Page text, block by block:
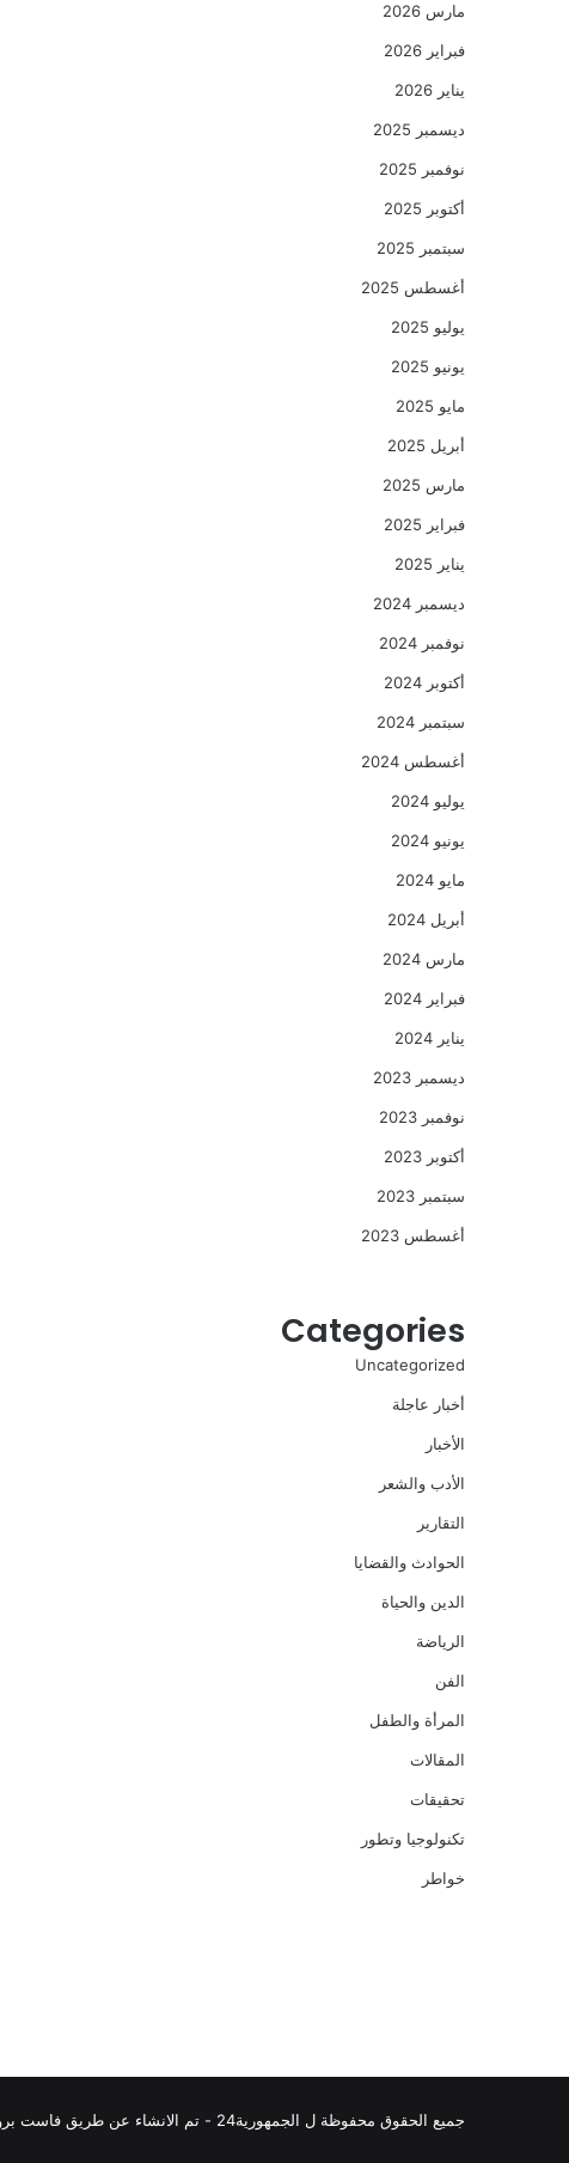
مارس 2026
فبراير 2026
يناير 2026
ديسمبر 2025
نوفمبر 2025
أكتوبر 2025
سبتمبر 2025
أغسطس 2025
يوليو 2025
يونيو 2025
مايو 2025
أبريل 2025
مارس 2025
فبراير 2025
يناير 2025
ديسمبر 2024
نوفمبر 2024
أكتوبر 2024
سبتمبر 2024
أغسطس 2024
يوليو 2024
يونيو 2024
مايو 2024
أبريل 2024
مارس 2024
فبراير 2024
يناير 2024
ديسمبر 2023
نوفمبر 2023
أكتوبر 2023
سبتمبر 2023
أغسطس 2023
Categories
Uncategorized
أخبار عاجلة
الأخبار
الأدب والشعر
التقارير
الحوادث والقضايا
الدين والحياة
الرياضة
الفن
المرأة والطفل
المقالات
تحقيقات
تكنولوجيا وتطور
خواطر
جميع الحقوق محفوظة ل الجمهورية24 - تم الانشاء عن طريق فاست برو